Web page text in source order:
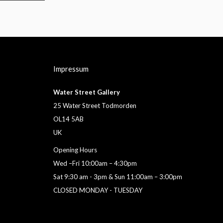
Impressum
Water Street Gallery
25 Water Street Todmorden
OL14 5AB
UK
Opening Hours
Wed –Fri 10:00am – 4:30pm
Sat 9:30 am - 3pm & Sun 11:00am – 3:00pm
CLOSED MONDAY - TUESDAY